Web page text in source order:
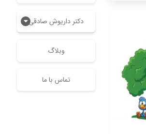
دکتر داریوش صادقی
وبلاگ
تماس با ما